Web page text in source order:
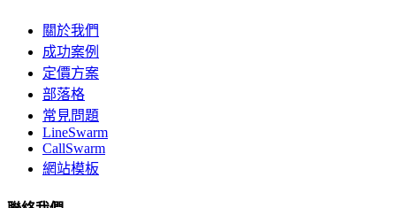
關於我們
成功案例
定價方案
部落格
常見問題
LineSwarm
CallSwarm
網站模板